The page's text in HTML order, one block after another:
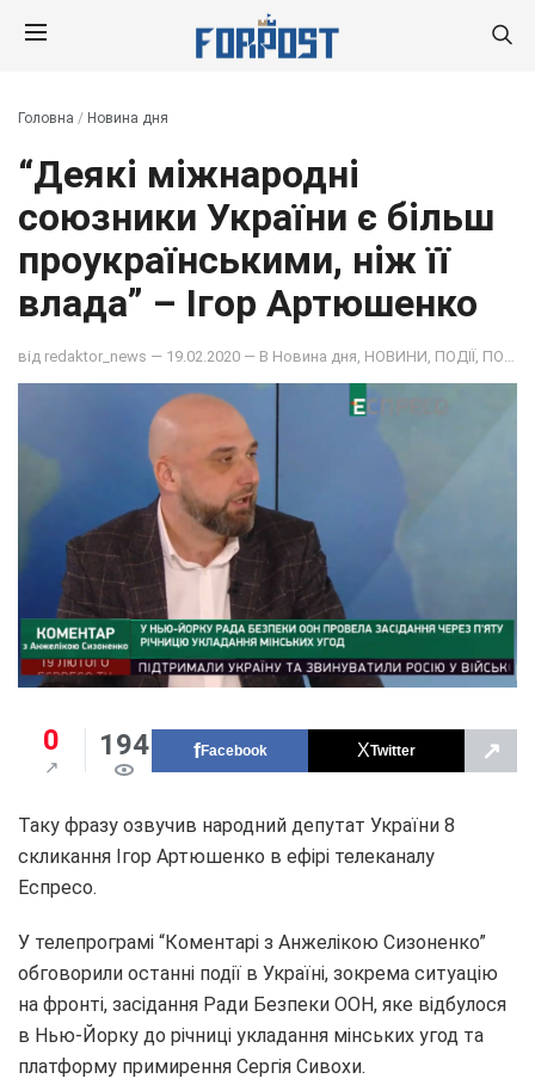
Головна / Новина дня
“Деякі міжнародні
союзники України є більш
проукраїнськими, ніж її
влада” – Ігор Артюшенко
від redaktor_news — 19.02.2020 — В Новина дня НОВИНИ ПОДІЇ ПОЛІТИКА
0 194 Facebook Twitter ↗
Таку фразу озвучив народний депутат України 8
скликання Ігор Артюшенко в ефірі телеканалу
Еспресо.
У телепрограмі “Коментарі з Анжелікою Сизоненко”
обговорили останні події в Україні, зокрема ситуацію
на фронті, засідання Ради Безпеки ООН, яке відбулося
в Нью-Йорку до річниці укладання мінських угод та
платформу примирення Сергія Сивохи.